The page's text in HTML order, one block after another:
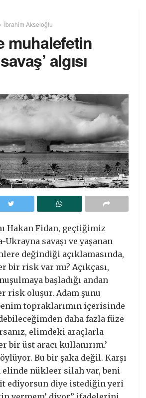
İbrahim Akseloğlu
muhalefetin
algısı
Hakan Fidan, geçtiğimiz
Ukrayna savaşı ve yaşanan
değindiği açıklamasında,
bir risk var mı? Açıkçası,
başladığı andan
risk oluşur. Adam şunu
topraklarımın içerisinde
daha fazla füze
elimdeki araçlarla
bir üst aracı kullanırım.’
Bu bir şaka değil. Karşı
elinde nükleer silah var, beni
ediyorsun diye istediğin yeri